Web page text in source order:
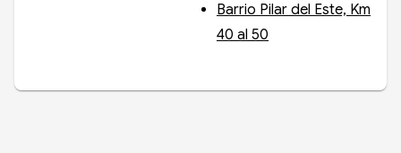
Barrio Pilar del Este, Km
40 al 50